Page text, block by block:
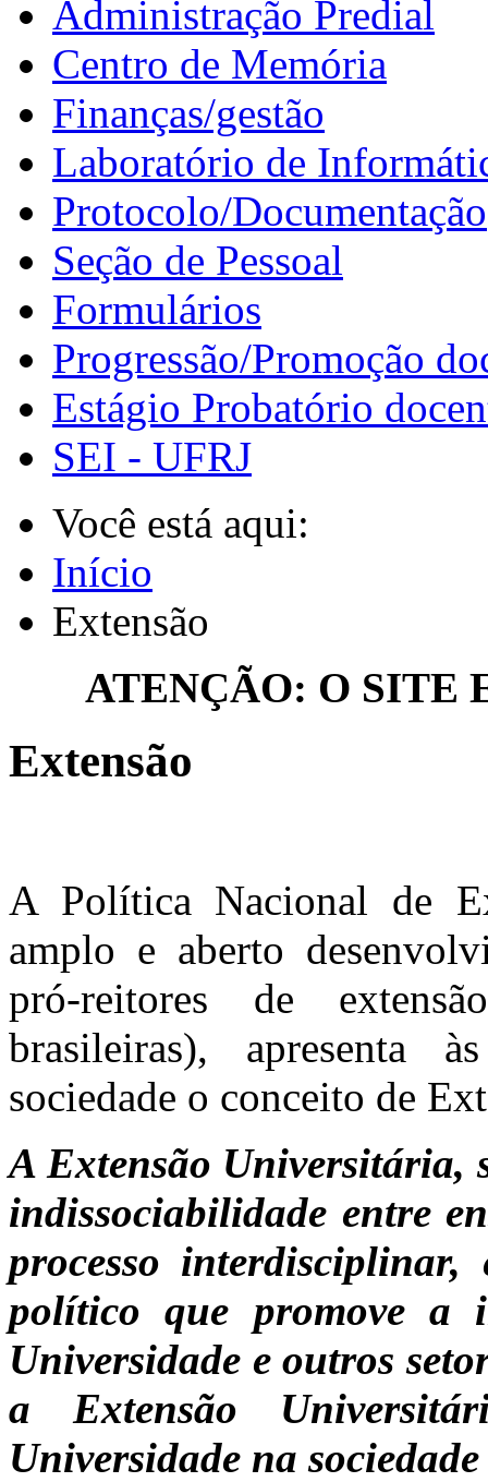
Administração Predial
Centro de Memória
Finanças/gestão
Laboratório de
Protocolo/Documentação
Seção de Pessoal
Formulários
Progressão/Promoção
Estágio Probatório
SEI - UFRJ
Você está aqui:
Início
Extensão
ATENÇÃO: O SITE
Extensão
A Política Nacional de
amplo e aberto
pró-reitores de
brasileiras), apresenta
sociedade o conceito de
A Extensão Universitária,
indissociabilidade entre
processo
político que promove a
Universidade e outros
a Extensão
Universidade na